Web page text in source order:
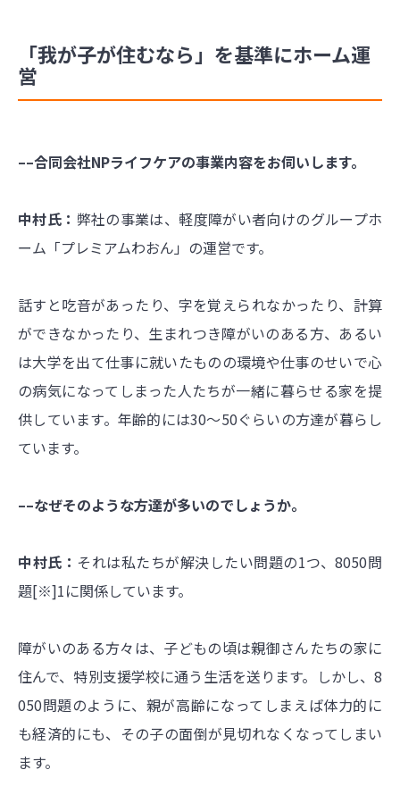
「我が子が住むなら」を基準にホーム運
営
––合同会社NPライフケアの事業内容をお伺いします。
中村氏： 弊社の事業は、軽度障がい者向けのグループホ
ーム「プレミアムわおん」の運営です。
話すと吃音があったり、字を覚えられなかったり、計算
ができなかったり、生まれつき障がいのある方、あるい
は大学を出て仕事に就いたものの環境や仕事のせいで心
の病気になってしまった人たちが一緒に暮らせる家を提
供しています。年齢的には30〜50ぐらいの方達が暮らし
ています。
––なぜそのような方達が多いのでしょうか。
中村氏： それは私たちが解決したい問題の1つ、8050問
題[※]1に関係しています。
障がいのある方々は、子どもの頃は親御さんたちの家に
住んで、特別支援学校に通う生活を送ります。しかし、8
050問題のように、親が高齢になってしまえば体力的に
も経済的にも、その子の面倒が見切れなくなってしまい
ます。